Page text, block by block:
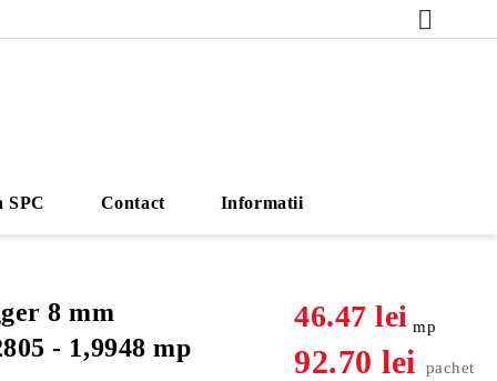
SPC Contact Informatii
8 mm
- 1,9948 mp
46.47 lei mp
92.70 lei pachet